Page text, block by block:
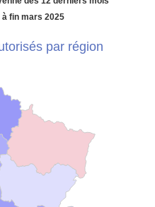
fin mars 2025
par région